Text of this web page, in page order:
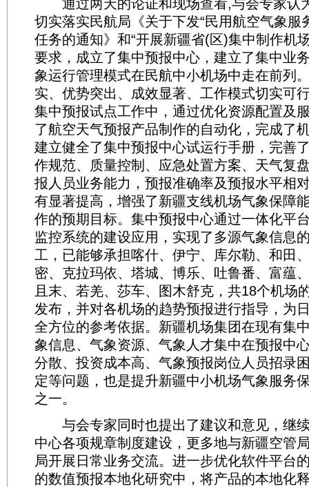
通过两天的论证和现场查看,与会专家认
切实落实民航局《关于下发“民用航空气象服
任务的通知》和“开展新疆省(区)集中制作机
要求，成立了集中预报中心，建立了集中业
象运行管理模式在民航中小机场中走在前列
实、优势突出、成效显著、工作模式切实可
集中预报试点工作中，通过优化资源配置及
了航空天气预报产品制作的自动化，完成了
建立健全了集中预报中心试运行手册，完善
作规范、质量控制、应急处置方案、天气复
报人员业务能力，预报准确率及预报水平相
有显著提高，增强了新疆支线机场气象保障
作的预期目标。集中预报中心通过一体化平
监控系统的建设应用，实现了多源气象信息
工，已能够承担喀什、伊宁、库尔勒、和田
密、克拉玛依、塔城、博乐、吐鲁番、富蕴
且末、若羌、莎车、图木舒克，共18个机场
发布，并对各机场的趋势预报进行指导，为
全方位的参考依据。新疆机场集团在现有集
象信息、气象资源、气象人才集中在预报中
分散、投资成本高、气象预报岗位人员招录
定等问题，也是提升新疆中小机场气象服务
之一。
与会专家同时也提出了建议和意见，继
中心各项规章制度建设，更多地与新疆空管
局开展日常业务交流。进一步优化软件平台
的数值预报本地化研究中，将产品的本地化